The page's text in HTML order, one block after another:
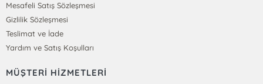
Mesafeli Satış Sözleşmesi
Gizlilik Sözleşmesi
Teslimat ve İade
Yardım ve Satış Koşulları
MÜŞTERİ HİZMETLERİ